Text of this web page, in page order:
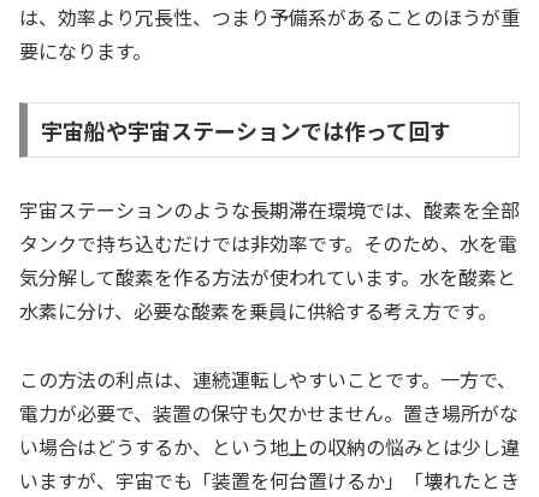
は、効率より冗長性、つまり予備系があることのほうが重
要になります。
宇宙船や宇宙ステーションでは作って回す
宇宙ステーションのような長期滞在環境では、酸素を全部
タンクで持ち込むだけでは非効率です。そのため、水を電
気分解して酸素を作る方法が使われています。水を酸素と
水素に分け、必要な酸素を乗員に供給する考え方です。
この方法の利点は、連続運転しやすいことです。一方で、
電力が必要で、装置の保守も欠かせません。置き場所がな
い場合はどうするか、という地上の収納の悩みとは少し違
いますが、宇宙でも「装置を何台置けるか」「壊れたとき